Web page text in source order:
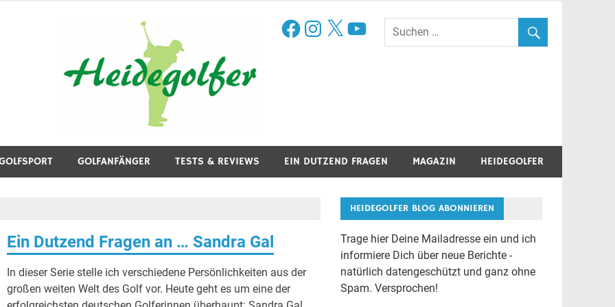
FacebookInstagram
X YouTube
GOLFANFÄNGER TESTS & REVIEWS EIN DUTZEND FRAGEN MAGAZIN HEIDEGOLFER
Ein Dutzend Fragen an … Sandra Gal
In dieser Serie stelle ich verschiedene Persönlichkeiten aus der
großen weiten Welt des Golf vor. Heute geht es um eine der
HEIDEGOLFER BLOG ABONNIEREN
Trage hier Deine Mailadresse ein und ich
informiere Dich über neue Berichte -
natürlich datengeschützt und ganz ohne
Spam. Versprochen!